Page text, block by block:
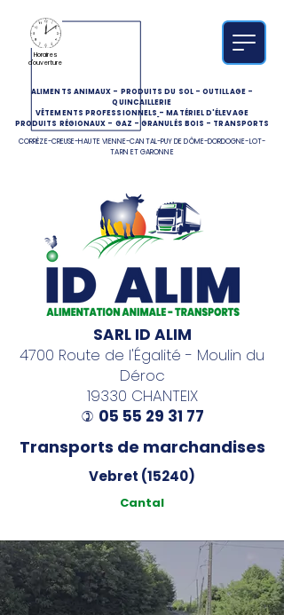
ALIMENTS ANIMAUX - PRODUITS DU SOL-OUTILLAGE-
QUINCAILLERIE
VÊTEMENTS PROFESSIONNELS -MATÉRIEL D'ÉLEVAGE
PRODUITS RÉGIONAUX - GAZ -GRANULÉS BOIS - TRANSPORTS
CORRÈZE-CREUSE-HAUTE VIENNE-CANTAL-PUY DE DÔME-DORDOGNE-LOT-
TARN ET GARONNE
Horaires
d'ouverture
SARL ID ALIM
4700 Route de l'Égalité - Moulin du
Déroc
19330 CHANTEIX
) 05 55 29 31 77
Transports de marchandises
Vebret (15240)
Cantal